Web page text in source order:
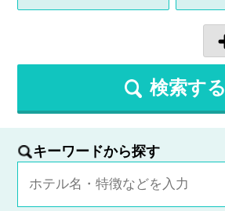
検索する
キーワードから探す